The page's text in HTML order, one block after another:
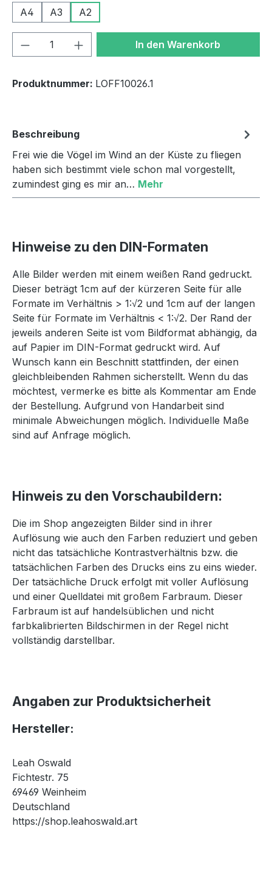
A4
A3 A2
Produkt Anzahl: Gib denIn den Warenkorb
Produktnummer: LOFF10026.1
Beschreibung
Frei wie die Vögel im Wind an der Küste zu fliegen
haben sich bestimmt viele schon mal vorgestellt,
zumindest ging es mir an… Mehr
Hinweise zu den DIN-Formaten
Alle Bilder werden mit einem weißen Rand gedruckt.
Dieser beträgt 1cm auf der kürzeren Seite für alle
Formate im Verhältnis > 1:√2 und 1cm auf der langen
Seite für Formate im Verhältnis < 1:√2. Der Rand der
jeweils anderen Seite ist vom Bildformat abhängig, da
auf Papier im DIN-Format gedruckt wird. Auf
Wunsch kann ein Beschnitt stattfinden, der einen
gleichbleibenden Rahmen sicherstellt. Wenn du das
möchtest, vermerke es bitte als Kommentar am Ende
der Bestellung. Aufgrund von Handarbeit sind
minimale Abweichungen möglich. Individuelle Maße
sind auf Anfrage möglich.
Hinweis zu den Vorschaubildern:
Die im Shop angezeigten Bilder sind in ihrer
Auflösung wie auch den Farben reduziert und geben
nicht das tatsächliche Kontrastverhältnis bzw. die
tatsächlichen Farben des Drucks eins zu eins wieder.
Der tatsächliche Druck erfolgt mit voller Auflösung
und einer Quelldatei mit großem Farbraum. Dieser
Farbraum ist auf handelsüblichen und nicht
farbkalibrierten Bildschirmen in der Regel nicht
vollständig darstellbar.
Angaben zur Produktsicherheit
Hersteller:
Leah Oswald
Fichtestr. 75
69469 Weinheim
Deutschland
https://shop.leahoswald.art